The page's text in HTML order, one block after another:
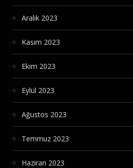
Aralık 2023
Kasım 2023
Ekim 2023
Eylül 2023
Ağustos 2023
Temmuz 2023
Haziran 2023